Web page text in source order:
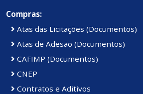
Compras:
Atas das Licitações (Documentos)
Atas de Adesão (Documentos)
CAFIMP (Documentos)
CNEP
Contratos e Aditivos